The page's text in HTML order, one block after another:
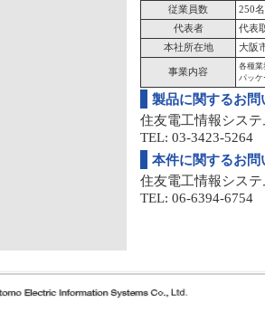
従業員数
250名
代表者
代表
本社所在地
大阪
事業内容
各種業
パッ
製品に関するお問
住友電工情報シス
TEL: 03-3423-5264
本件に関するお問
住友電工情報シス
TEL: 06-6394-6754